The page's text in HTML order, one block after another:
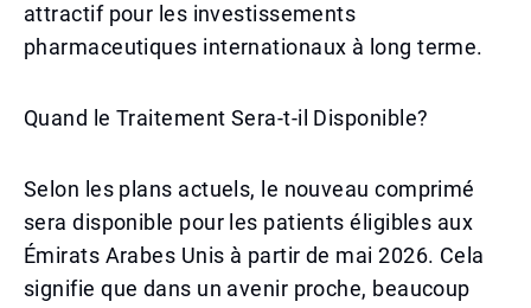
attractif pour les investissements
pharmaceutiques internationaux à long terme.
Quand le Traitement Sera-t-il Disponible?
Selon les plans actuels, le nouveau comprimé
sera disponible pour les patients éligibles aux
Émirats Arabes Unis à partir de mai 2026. Cela
signifie que dans un avenir proche, beaucoup